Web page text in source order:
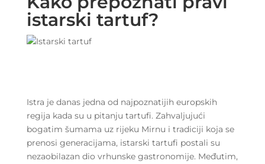
istarski tartuf?
Istra je danas jedna od najpoznatijih europskih
regija kada su u pitanju tartufi. Zahvaljujući
bogatim šumama uz rijeku Mirnu i tradiciji koja se
prenosi generacijama, istarski tartufi postali su
nezaobilazan dio vrhunske gastronomije. Međutim,